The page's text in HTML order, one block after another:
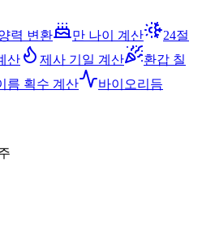
력 변환 만 나이 계산
24절
산 제사 기일 계산
환갑 칠
름 획수 계산
바이오리듬